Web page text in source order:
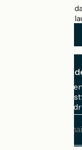
Accueil Vélo ist
Radfahrer im
Ich abonniere
Erhalten Sie
Rad in Ihrem
Meine E-Mail-